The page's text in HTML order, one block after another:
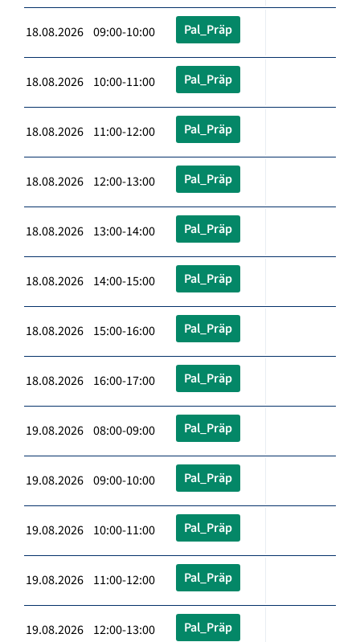
18.08.2026 09:00-10:00 Pal_Präp
18.08.2026 10:00-11:00 Pal_Präp
18.08.2026 11:00-12:00 Pal_Präp
18.08.2026 12:00-13:00 Pal_Präp
18.08.2026 13:00-14:00 Pal_Präp
18.08.2026 14:00-15:00 Pal_Präp
18.08.2026 15:00-16:00 Pal_Präp
18.08.2026 16:00-17:00 Pal_Präp
19.08.2026 08:00-09:00 Pal_Präp
19.08.2026 09:00-10:00 Pal_Präp
19.08.2026 10:00-11:00 Pal_Präp
19.08.2026 11:00-12:00 Pal_Präp
19.08.2026 12:00-13:00 Pal_Präp